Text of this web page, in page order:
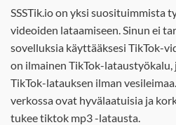
SSSTik.io on yksi suosituimmista
videoiden lataamiseen. Sinun ei
sovelluksia käyttääksesi TikTok-
on ilmainen TikTok-
TikTok-latauksen ilman
verkossa ovat hyvälaatuisia ja
tukee tiktok mp3 -latausta.